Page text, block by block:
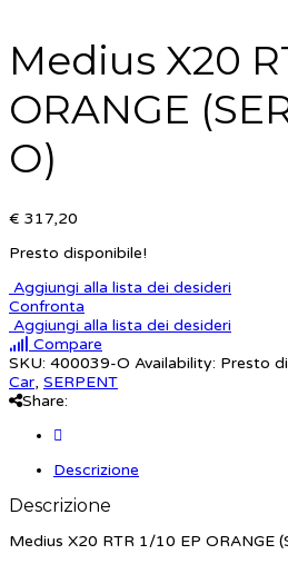
Medius X20
ORANGE
O)
€ 317,20
Presto disponibile!
Aggiungi alla lista dei desideri
Confronta
Aggiungi alla lista dei desideri
Compare
SKU: 400039-O Availability: Presto
Car, SERPENT
Share:
Descrizione
Descrizione
Medius X20 RTR 1/10 EP ORANGE